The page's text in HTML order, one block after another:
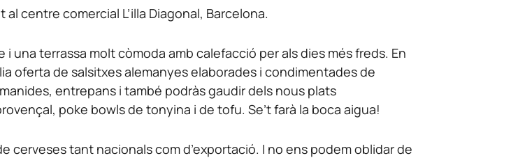
centre comercial L’illa Diagonal, Barcelona.
terrassa molt còmoda amb calefacció per als dies més freds. En
oferta de salsitxes alemanyes elaborades i condimentades de
entrepans i també podràs gaudir dels nous plats
poke bowls de tonyina i de tofu. Se’t farà la boca aigua!
cerveses tant nacionals com d’exportació. I no ens podem oblidar de